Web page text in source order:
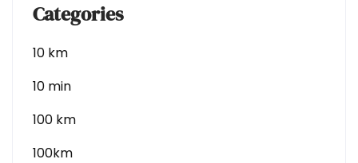
Categories
10 km
10 min
100 km
100km